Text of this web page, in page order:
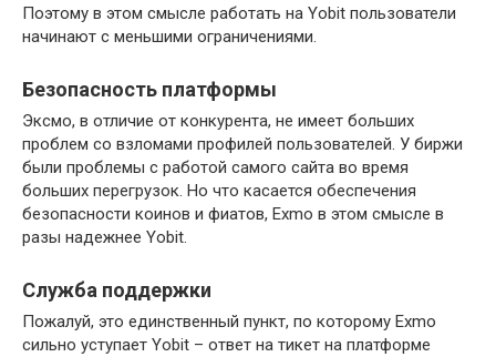
Поэтому в этом смысле работать на Yobit пользователи
начинают с меньшими ограничениями.
Безопасность платформы
Эксмо, в отличие от конкурента, не имеет больших
проблем со взломами профилей пользователей. У биржи
были проблемы с работой самого сайта во время
больших перегрузок. Но что касается обеспечения
безопасности коинов и фиатов, Exmo в этом смысле в
разы надежнее Yobit.
Служба поддержки
Пожалуй, это единственный пункт, по которому Exmo
сильно уступает Yobit – ответ на тикет на платформе